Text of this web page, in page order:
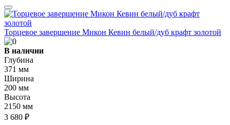
Торцевое завершение Микон Кевин белый/дуб крафт золотой
В наличии
Глубина
371 мм
Ширина
200 мм
Высота
2150 мм
3 680 ₽